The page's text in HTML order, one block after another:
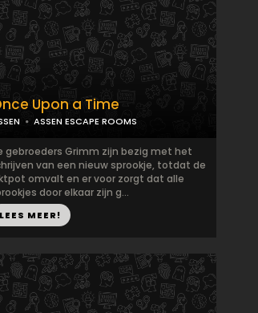
Upon a Time
ASSEN ESCAPE ROOMS
gebroeders Grimm zijn bezig met het
van een nieuw sprookje, totdat de
omvalt en er voor zorgt dat alle
door elkaar zijn g...
LEES MEER!